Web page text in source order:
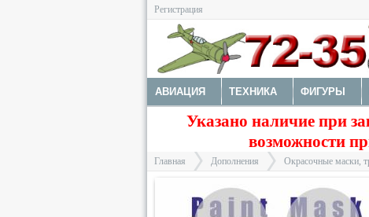
Регистрация
АВИАЦИЯ ТЕХНИКА ФИГУРЫ
ДОПОЛНЕНИЯ ДЕКАЛИ КОЛЕСА
КРАСКИ И
Указано наличие при
возможности
Главная Дополнения Окрасочные маски,